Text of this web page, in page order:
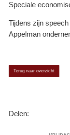
Speciale
Tijdens zijn
Appelman
Terug naar overzicht
Delen: